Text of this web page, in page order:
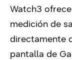
Watch3
medición de
directamente
pantalla de